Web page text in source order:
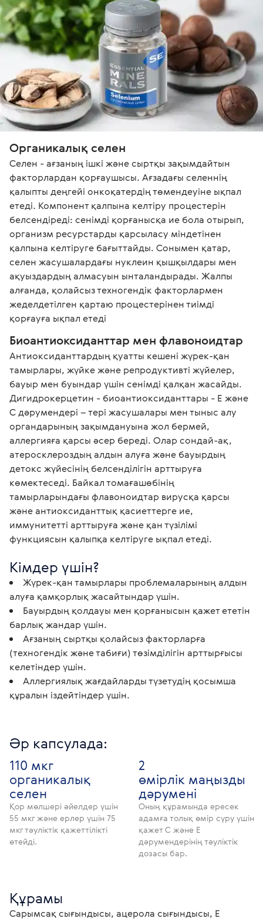
Органикалық селен
Селен - ағзаның ішкі және сыртқы зақымдайтын
факторлардан қорғаушысы. Ағзадағы селеннің
қалыпты деңгейі онкоқатердің төмендеуіне ықпал
етеді. Компонент қалпына келтіру процестерін
белсендіреді: сенімді қорғанысқа ие бола отырып,
организм ресурстарды қарсыласу міндетінен
қалпына келтіруге бағыттайды. Сонымен қатар,
селен жасушалардағы нуклеин қышқылдары мен
ақуыздардың алмасуын ынталандырады. Жалпы
алғанда, қолайсыз техногендік факторлармен
жеделдетілген қартаю процестерінен тиімді
қорғауға ықпал етеді
Биоантиоксиданттар мен флавоноидтар
Антиоксиданттардың қуатты кешені жүрек-қан
тамырлары, жүйке және репродуктивті жүйелер,
бауыр мен буындар үшін сенімді қалқан жасайды.
Дигидрокерцетин - биоантиоксиданттары - Е және
С дәрумендері – тері жасушалары мен тыныс алу
органдарының зақымдануына жол бермей,
аллергияға қарсы әсер береді. Олар сондай-ақ,
атеросклероздың алдын алуға және бауырдың
детокс жүйесінің белсенділігін арттыруға
көмектеседі. Байкал томағашөбінің
тамырларындағы флавоноидтар вирусқа қарсы
және антиоксиданттық қасиеттерге ие,
иммунитетті арттыруға және қан түзілімі
функциясын қалыпқа келтіруге ықпал етеді.
Кімдер үшін?
Жүрек-қан тамырлары проблемаларының алдын
алуға қамқорлық жасайтындар үшін.
Бауырдың қолдауы мен қорғанысын қажет ететін
барлық жандар үшін.
Ағзаның сыртқы қолайсыз факторларға
(техногендік және табиғи) төзімділігін арттырғысы
келетіндер үшін.
Аллергиялық жағдайларды түзетудің қосымша
құралын іздейтіндер үшін.
Әр капсулада:
110 мкг
органикалық
селен
Қор мөлшері әйелдер үшін
55 мкг және ерлер үшін 75
мкг тәуліктік қажеттілікті
өтейді.
2
өмірлік маңызды
дәрумені
Оның құрамында ересек
адамға толық өмір сүру үшін
қажет С және Е
дәрумендерінің тәуліктік
дозасы бар.
Құрамы
Сарымсақ сығындысы, ацерола сығындысы, Е